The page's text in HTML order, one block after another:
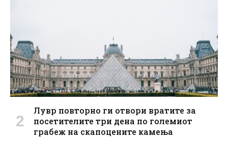
Лувр повторно ги отвори вратите за
посетителите три дена по големиот
грабеж на скапоцените камења